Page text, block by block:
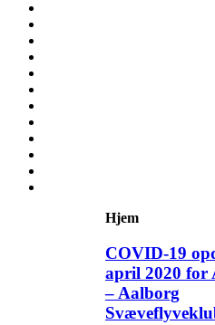
Hjem
COVID-19
april 2020 for
– Aalborg